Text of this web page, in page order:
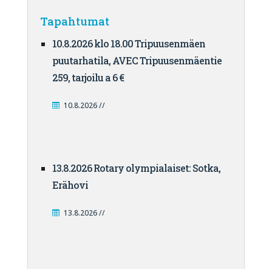
Tapahtumat
10.8.2026 klo 18.00 Tripuusenmäen
puutarhatila, AVEC Tripuusenmäentie
259, tarjoilu a 6 €
10.8.2026 //
13.8.2026 Rotary olympialaiset: Sotka,
Erähovi
13.8.2026 //